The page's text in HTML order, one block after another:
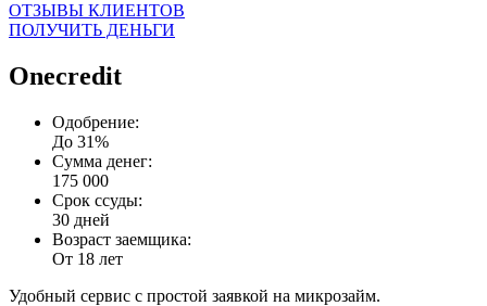
ОТЗЫВЫ КЛИЕНТОВ
ПОЛУЧИТЬ ДЕНЬГИ
Onecredit
Одобрение:
До 31%
Сумма денег:
175 000
Срок ссуды:
30 дней
Возраст заемщика:
От 18 лет
Удобный сервис с простой заявкой на микрозайм.